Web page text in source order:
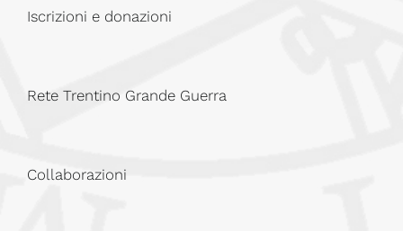
Iscrizioni e donazioni
Rete Trentino Grande Guerra
Collaborazioni